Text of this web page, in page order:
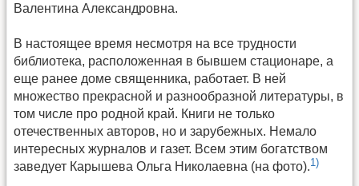
Валентина Александровна.
В настоящее время несмотря на все трудности
библиотека, расположенная в бывшем стационаре, а
еще ранее доме священника, работает. В ней
множество прекрасной и разнообразной литературы, в
том числе про родной край. Книги не только
отечественных авторов, но и зарубежных. Немало
интересных журналов и газет. Всем этим богатством
заведует Карышева Ольга Николаевна (на фото).1)